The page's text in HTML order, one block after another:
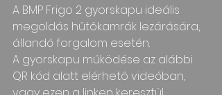
A BMP Frigo 2 gyorskapu ideális
megoldás hűtőkamrák lezárására,
állandó forgalom esetén.
A gyorskapu működése az alábbi
QR kód alatt elérhető videóban,